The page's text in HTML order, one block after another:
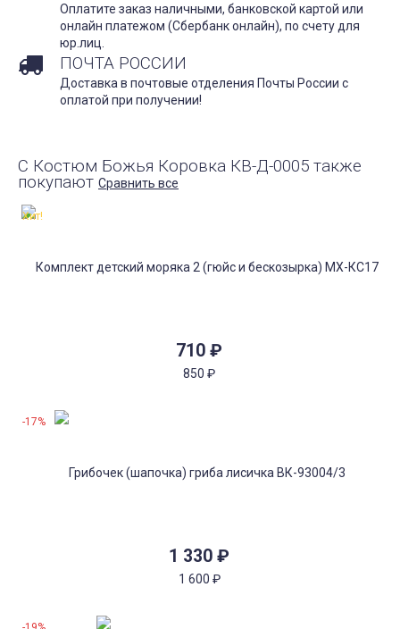
мальчика МХ-КС44
сохранности. Очень яркий
костюм
испытывала, но
них хожу третий час.
Оплатите заказ наличными, банковской картой или
онлайн платежом (Сбербанк онлайн), по счету для
юр.лиц.
ПОЧТА РОССИИ
Доставка в почтовые отделения Почты России с
оплатой при получении!
С Костюм Божья Коровка КВ-Д-0005 также
покупают Сравнить все
710 ₽
850 ₽
Хит!
1 330 ₽
1 600 ₽
-17%